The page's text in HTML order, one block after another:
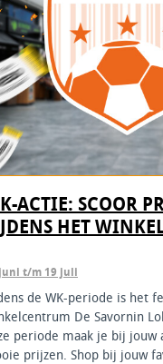
ACTIE: SCOOR
HET
t/m 19 juli
de WK-periode is het
De Savornin
periode maak je bij jouw
prijzen. Shop bij jouw